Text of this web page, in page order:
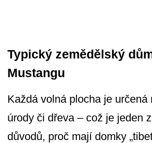
Typický zemědělský
Mustangu
Každá volná plocha je určená
úrody či dřeva – což je jeden
důvodů, proč mají domky